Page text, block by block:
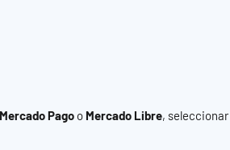
Mercado Pago o Mercado Libre, seleccionar